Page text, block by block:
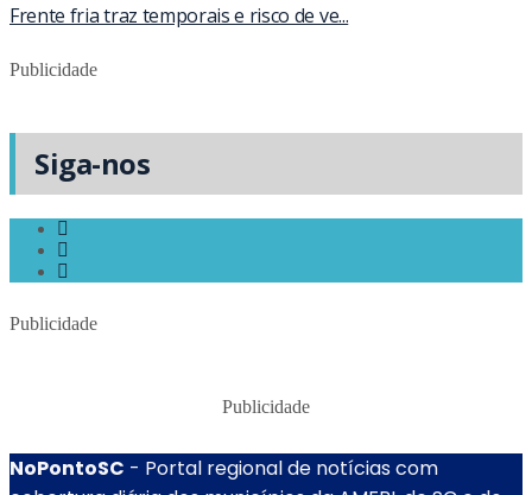
Frente fria traz temporais e risco de ve...
Publicidade
Siga-nos
Publicidade
Publicidade
NoPontoSC - Portal regional de notícias com